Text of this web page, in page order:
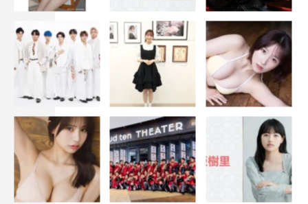
わざ作っていただいて、本当にうれしかったです！たくさ
んのお友達や親戚に囲まれながら、花びらとかを敷いたチ
ャペルを歩く…という理想の結婚式とは全然違いましたけ
ど、きっと無人島での結婚式を経験した人は世界中どこに
もいないはず！ だから、「これが濱口優という人と結婚
した奥さんの特権なのかな」とも思いました。
新婚旅行については未定ですけど、優さんに「どこに行
きたい？」と聞いたら、「ハワイ！カラフルなパンケーキ
があるんだって！」というベタな答えが返ってきました。
私も新婚旅行に行くなら、人がいっぱいいて、パンケーキ
やステーキがある島がいいので、無人島という選択肢はな